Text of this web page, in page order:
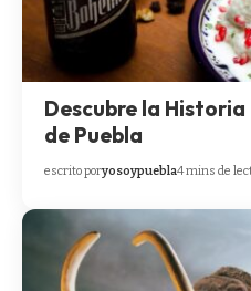
Descubre la
de Puebla
escrito poryosoypuebla4 mins de